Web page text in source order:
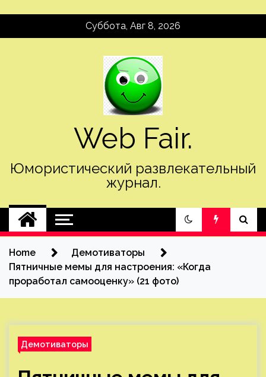
Суббота, Авг 8, 2026
Web Fair.
Юмористический развлекательный
журнал.
Home
Демотиваторы
Пятничные мемы для настроения: «Когда
проработал самооценку» (21 фото)
Демотиваторы